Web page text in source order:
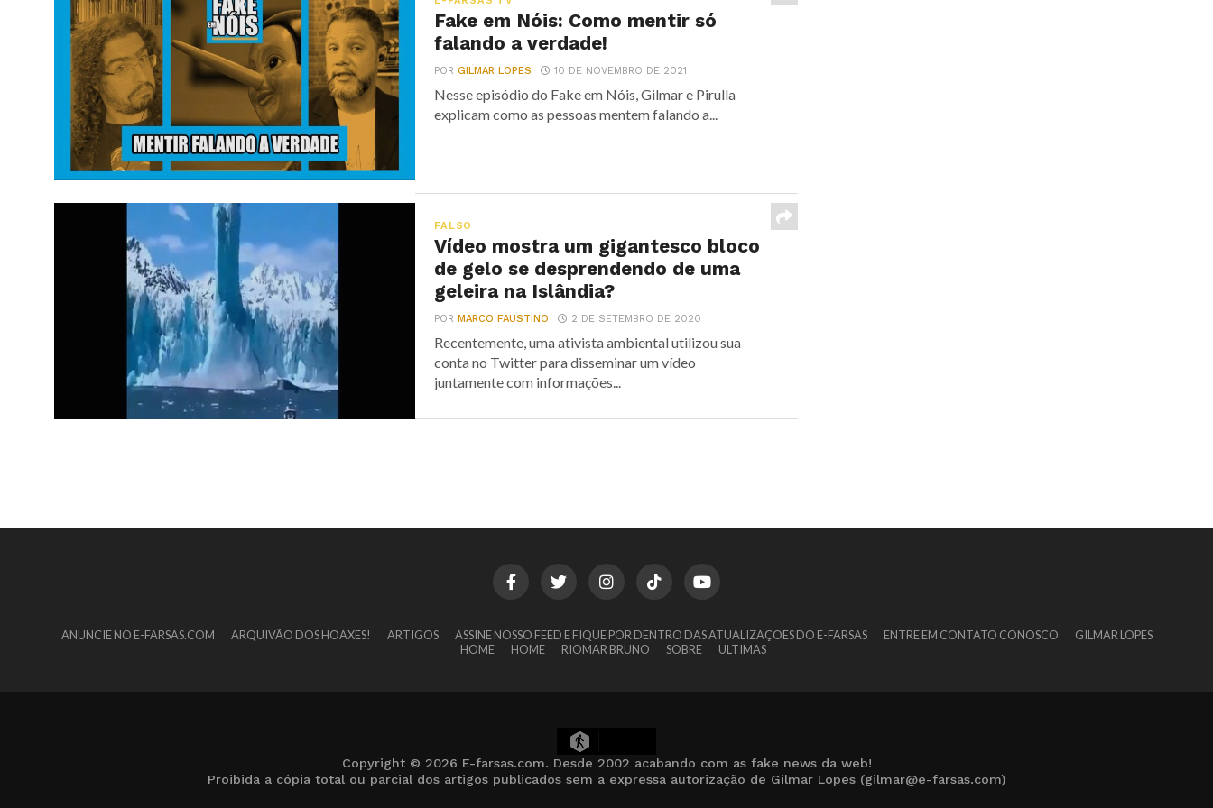
Fake em Nóis: Como mentir só
falando a verdade!
PORGILMAR LOPES 10 DE NOVEMBRO DE 2021
Nesse episódio do Fake em Nóis, Gilmar e Pirulla
explicam como as pessoas mentem falando a...
FALSO
Vídeo mostra um gigantesco bloco
de gelo se desprendendo de uma
geleira na Islândia?
PORMARCO FAUSTINO 2 DE SETEMBRO DE 2020
Recentemente, uma ativista ambiental utilizou sua
conta no Twitter para disseminar um vídeo
juntamente com informações...
ANUNCIE NO E-FARSAS.COM ARQUIVÃO DOS HOAXES! ARTIGOS ASSINE NOSSO FEED E FIQUE POR DENTRO DAS ATUALIZAÇÕES DO E-FARSAS ENTRE EM CONTATO CONOSCO
GILMAR LOPES
HOME
HOME RIOMAR BRUNO SOBRE ULTIMAS
Copyright © 2026 E-farsas.com. Desde 2002 acabando com as fake news da web!
Proibida a cópia total ou parcial dos artigos publicados sem a expressa autorização de Gilmar Lopes (gilmar@e-farsas.com)